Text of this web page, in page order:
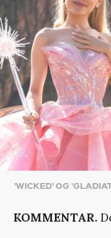
'WICKED' OG
KOMMENTAR.